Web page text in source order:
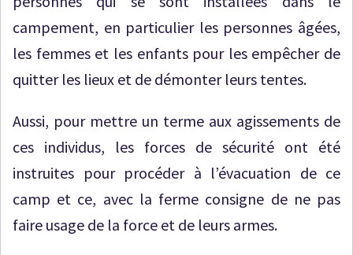
campement, en particulier les personnes âgées,
les femmes et les enfants pour les empêcher de
quitter les lieux et de démonter leurs tentes.
Aussi, pour mettre un terme aux agissements de
ces individus, les forces de sécurité ont été
instruites pour procéder à l’évacuation de ce
camp et ce, avec la ferme consigne de ne pas
faire usage de la force et de leurs armes.